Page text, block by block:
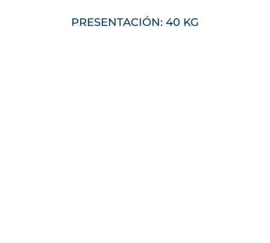
PRESENTACIÓN: 40 KG